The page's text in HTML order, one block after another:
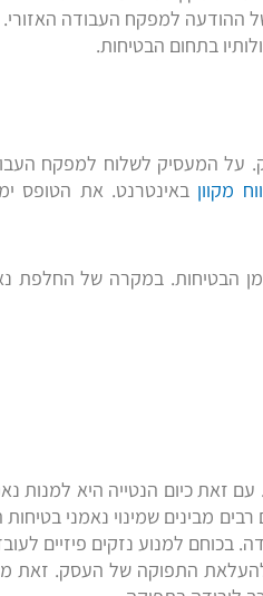
ההודעה למפקח העבודה האזורי.
בתחום הבטיחות.
על המעסיק לשלוח למפקח
מקוון באינטרנט. את הטופס
הבטיחות. במקרה של החלפת
בכל מקום עבודה המעסיק 25 עובדים ומעלה. עם זאת כיום הנטייה היא
מבינים שמינוי נאמני בטיחות
בכוחם למנוע נזקים פיזיים
התפוקה של העסק. זאת